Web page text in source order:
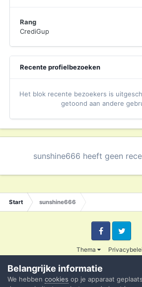
Rang
CrediGup
Recente profielbezoeken
Het blok recente bezoekers is
getoond aan andere
sunshine666 heeft geen
Start sunshine666
Thema
FacebookTwitter
Powered by Invision
Belangrijke informatie
We hebben cookies op je apparaat